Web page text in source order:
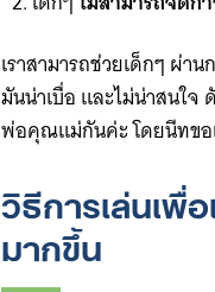
เราสามารถช่วยเด็กๆ ผ่า
มันน่าเบื่อ และไม่น่าสนใ
พ่อคุณแม่กันค่ะ โดยนีทขอ
วิธีการเล่นเพื่
มากขึ้น